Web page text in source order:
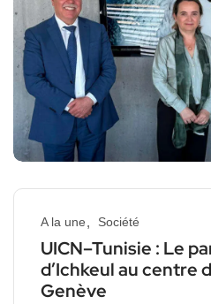
A la une Société
UICN–Tunisie : Le
d’Ichkeul au centre
Genève